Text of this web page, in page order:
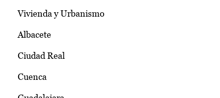
Vivienda y Urbanismo
Albacete
Ciudad Real
Cuenca